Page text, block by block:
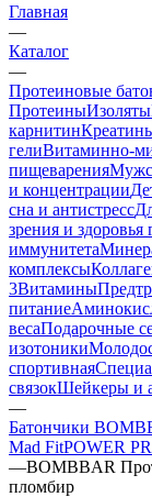
Главная
—
Каталог
—
Протеиновые
ПротеиныИзоляты
карнитин
гелиВитаминно-
пищеварения
и концентрации
сна и антистресс
зрения и здоровья
иммунитета
комплексы
3Витамины
питание
весаПодарочные
изотоники
спортивная
связокШейкеры и
—
Батончики
Mad FitPOWER
—BOMBBAR
пломбир